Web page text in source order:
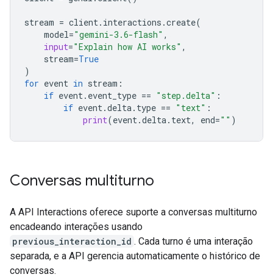
stream = client. interactions .create(
model="gemini-3.6-flash" ,
input="Explain how AI works" ,
stream=True
)
for event in stream :
if event. event_type == "step.delta" :
if event.delta. type == "text" :
print(event.delta. text, end="" )
Conversas multiturno
A API Interactions oferece suporte a conversas multiturno
encadeando interações usando
previous_interaction_id . Cada turno é uma interação
separada, e a API gerencia automaticamente o histórico de
conversas.